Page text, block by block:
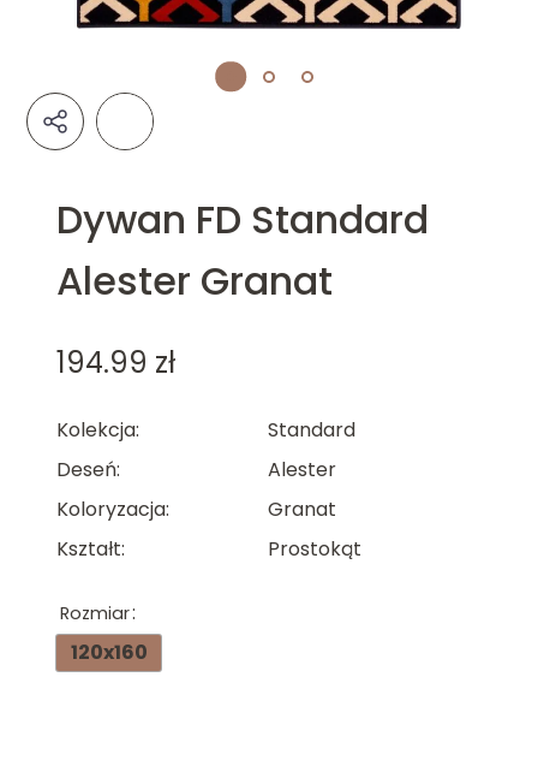
Dywan FD Standard
Alester Granat
194.99 zł
Kolekcja
Standard
Deseń
Alester
Koloryzacja
Granat
Kształt
Prostokąt
Rozmiar
120x160